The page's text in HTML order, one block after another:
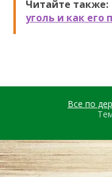
Читайте также:
уголь и как его
Все по